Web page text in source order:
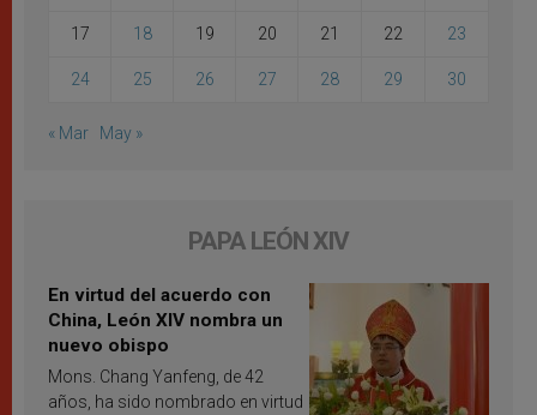
17 18 19 20 21 22 23
24 25 26 27 28 29 30
« Mar May »
PAPA LEÓN XIV
En virtud del acuerdo con
China, León XIV nombra un
nuevo obispo
Mons. Chang Yanfeng, de 42
años, ha sido nombrado en virtud